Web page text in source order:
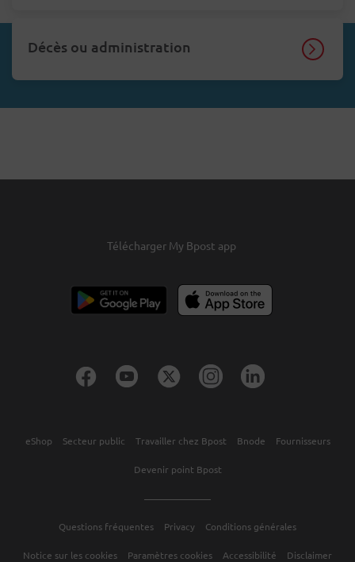
Décès ou administration
Télécharger My Bpost app
Questions fréquentes Privacy Conditions générales
Notice sur les cookies Paramètres cookies Accessibilité Disclaimer
eShop Secteur public Travailler chez Bpost Bnode Fournisseurs
Devenir point Bpost